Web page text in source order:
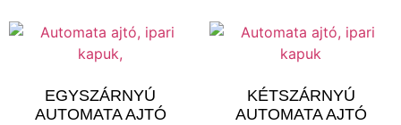
EGYSZÁRNYÚ
AUTOMATA AJTÓ
KÉTSZÁRNYÚ
AUTOMATA AJTÓ